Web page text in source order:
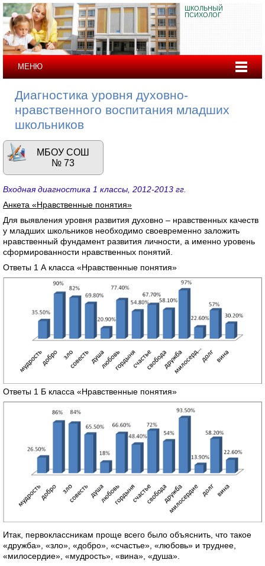
ШКОЛЬНЫЙ
ПСИХОЛОГ
МЕНЮ
Диагностика уровня духовно-
нравственного воспитания младших
школьников
МБОУ СОШ
№ 73
Входная диагностика 1 классы, 2012-2013 гг.
Анкета «Нравственные понятия»
Для выявления уровня развития духовно – нравственных качеств
у младших школьников необходимо своевременно заложить
нравственный фундамент развития личности, а именно уровень
сформированности нравственных понятий.
Ответы 1 А класса «Нравственные понятия»
Ответы 1 Б класса «Нравственные понятия»
Итак, первоклассникам проще всего было объяснить, что такое
«дружба», «зло», «добро», «счастье», «любовь» и труднее,
«милосердие», «мудрость», «вина», «душа».